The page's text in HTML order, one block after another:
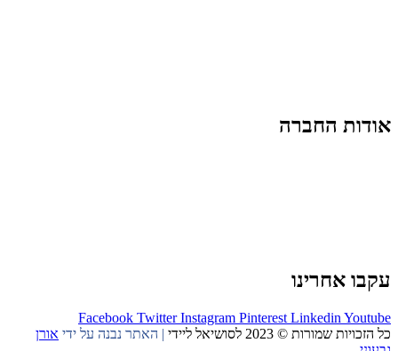
אודות החברה
עקבו אחרינו
Facebook Twitter Instagram Pinterest Linkedin Youtube
כל הזכויות שמורות © 2023 לסושיאל ליידי
| האתר נבנה על ידי אורן